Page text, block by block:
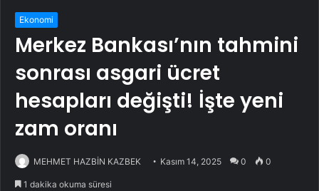
Ekonomi
Merkez Bankası’nın tahmini
sonrası asgari ücret
hesapları değişti! İşte yeni
zam oranı
MEHMET HAZBİN KAZBEK Kasım 14, 2025 0 0
1 dakika okuma süresi